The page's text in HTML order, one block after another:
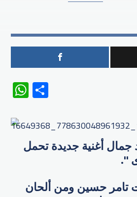
WhatsApp
أغنية جديدة تحمل
​".
تامر حسين ومن ألحان